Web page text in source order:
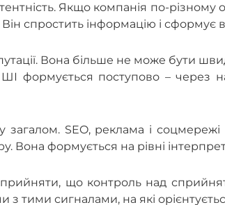
Якщо компанія по-різному
спростить інформацію і сформує
Вона більше не може бути
формується поступово – через
загалом. SEO, реклама і
Вона формується на рівні
прийняти, що контроль над
тими сигналами, на які